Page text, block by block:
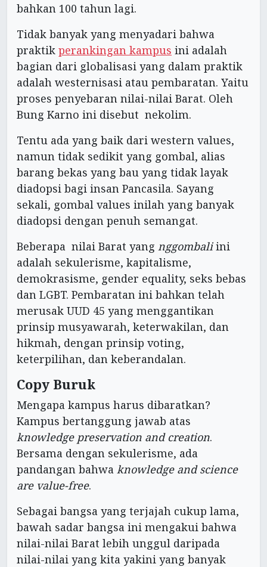
bahkan 100 tahun lagi.
Tidak banyak yang menyadari bahwa
praktik perankingan kampus ini adalah
bagian dari globalisasi yang dalam praktik
adalah westernisasi atau pembaratan. Yaitu
proses penyebaran nilai-nilai Barat. Oleh
Bung Karno ini disebut nekolim.
Tentu ada yang baik dari western values,
namun tidak sedikit yang gombal, alias
barang bekas yang bau yang tidak layak
diadopsi bagi insan Pancasila. Sayang
sekali, gombal values inilah yang banyak
diadopsi dengan penuh semangat.
Beberapa nilai Barat yang nggombaliini
adalah sekulerisme, kapitalisme,
demokrasisme, gender equality, seks bebas
dan LGBT. Pembaratan ini bahkan telah
merusak UUD 45 yang menggantikan
prinsip musyawarah, keterwakilan, dan
hikmah, dengan prinsip voting,
keterpilihan, dan keberandalan.
Copy Buruk
Mengapa kampus harus dibaratkan?
Kampus bertanggung jawab atas
knowledge preservation and creation.
Bersama dengan sekulerisme, ada
pandangan bahwa knowledge and science
are value-free.
Sebagai bangsa yang terjajah cukup lama,
bawah sadar bangsa ini mengakui bahwa
nilai-nilai Barat lebih unggul daripada
nilai-nilai yang kita yakini yang banyak